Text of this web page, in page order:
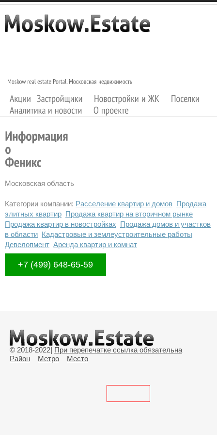
Московская область
Категории компании: Расселение квартир и домов Продажа
элитных квартир Продажа квартир на вторичном рынке
Продажа квартир в новостройках Продажа домов и участков
в области Кадастровые и землеустроительные работы
Девелопмент Аренда квартир и комнат
+7 (499) 648-65-59
© 2018-2022| При перепечатке ссылка обязательна
Район
Метро Место